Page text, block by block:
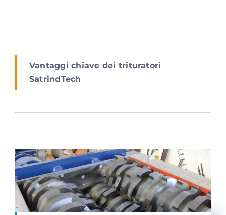
Vantaggi chiave dei trituratori
SatrindTech